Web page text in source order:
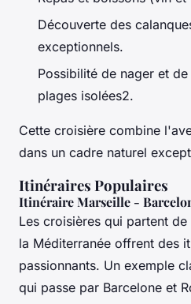
Découverte des
exceptionnels.
Possibilité de nager et
plages isolées2.
Cette croisière combine
dans un cadre naturel
Itinéraires Populaires
Itinéraire Marseille -
Les croisières qui partent
la Méditerranée offrent des
passionnants. Un exemple
qui passe par Barcelone et